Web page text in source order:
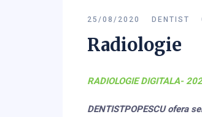
25/08/2020 DENTIST
Radiologie
RADIOLOGIE DIGITALA-
DENTISTPOPESCU ofera